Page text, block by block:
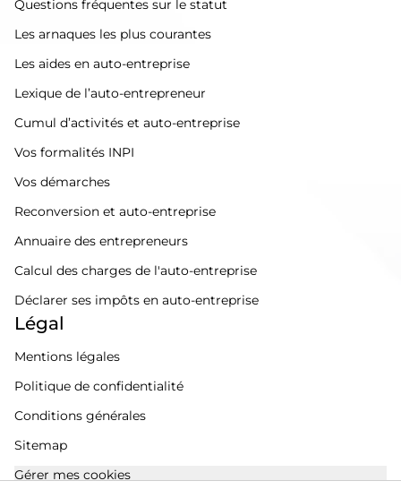
Questions fréquentes sur le statut
Les arnaques les plus courantes
Les aides en auto-entreprise
Lexique de l’auto-entrepreneur
Cumul d’activités et auto-entreprise
Vos formalités INPI
Vos démarches
Reconversion et auto-entreprise
Annuaire des entrepreneurs
Calcul des charges de l'auto-entreprise
Déclarer ses impôts en auto-entreprise
Légal
Mentions légales
Politique de confidentialité
Conditions générales
Sitemap
Gérer mes cookies